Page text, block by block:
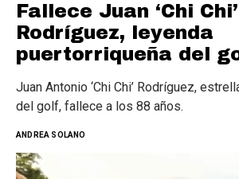
Fallece Juan ‘Chi Chi’
Rodríguez, leyenda
puertorriqueña del
Juan Antonio ‘Chi Chi’ Rodríguez,
del golf, fallece a los 88 años.
ANDREA SOLANO